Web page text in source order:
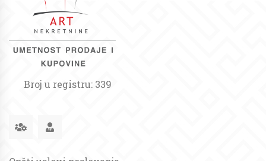
Broj u registru: 339